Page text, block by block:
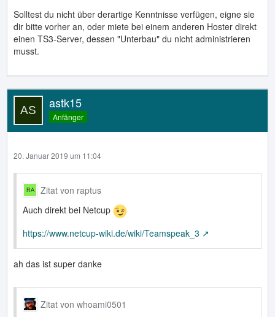
Solltest du nicht über derartige Kenntnisse verfügen, eigne sie
dir bitte vorher an, oder miete bei einem anderen Hoster direkt
einen TS3-Server, dessen "Unterbau" du nicht administrieren
musst.
astk15
Anfänger
20. Januar 2019 um 11:04
Zitat von raptus
Auch direkt bei Netcup
https://www.netcup-wiki.de/wiki/Teamspeak_3
ah das ist super danke
Zitat von whoami0501